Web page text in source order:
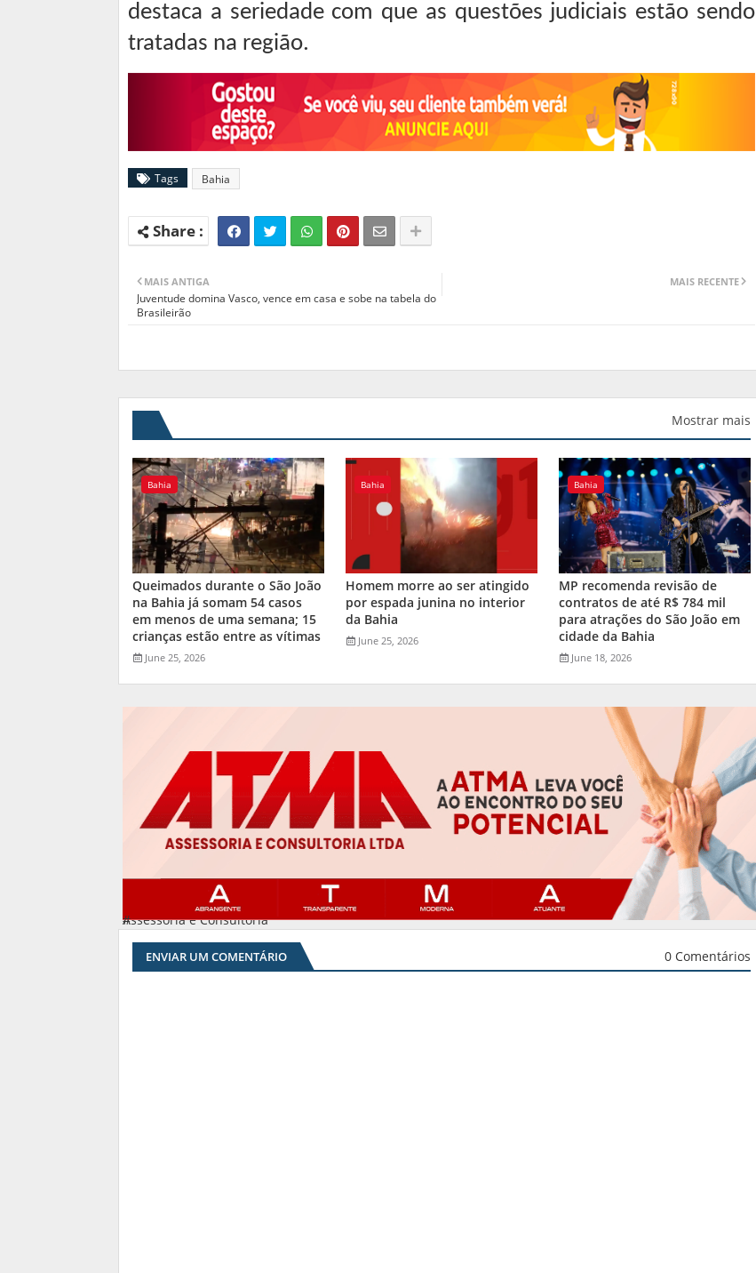
destaca a seriedade com que as questões judiciais estão sendo
tratadas na região.
Tags Bahia
MAIS RECENTE
MAIS ANTIGA
Juventude domina Vasco, vence em casa e sobe na tabela do
Brasileirão
Mostrar mais
Bahia
Queimados durante o São João
na Bahia já somam 54 casos
em menos de uma semana; 15
crianças estão entre as vítimas
June 25, 2026
Bahia
Homem morre ao ser atingido
por espada junina no interior
da Bahia
June 25, 2026
Bahia
MP recomenda revisão de
contratos de até R$ 784 mil
para atrações do São João em
cidade da Bahia
June 18, 2026
Assessoria e Consultoria
#
ENVIAR UM COMENTÁRIO 0 Comentários